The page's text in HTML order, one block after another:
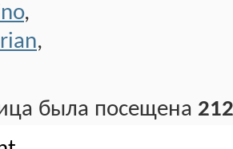
,
,
была посещена